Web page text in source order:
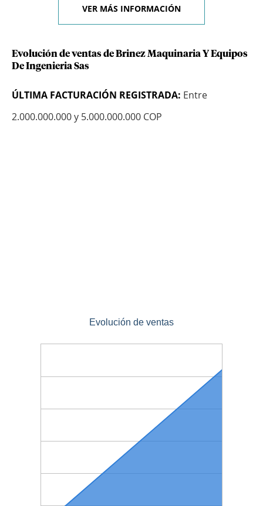
VER MÁS INFORMACIÓN
Evolución de ventas de Brinez Maquinaria Y Equipos
De Ingenieria Sas
ÚLTIMA FACTURACIÓN REGISTRADA: Entre
2.000.000.000 y 5.000.000.000 COP
Evolución de ventas